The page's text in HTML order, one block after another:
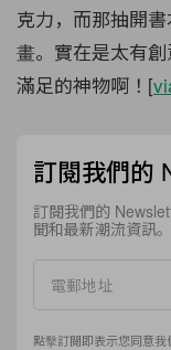
克力， 而那抽開
畫。 實在是太有
滿足的神物啊！[
訂閱我們的
訂閱我們的
聞和最新潮流資訊。
點擊訂閱即表示您同意我